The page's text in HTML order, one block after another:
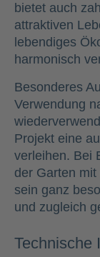
bietet auch
attraktiven
lebendiges
harmonisch
Besonderes
Verwendung
Projekt eine
verleihen. Bei
der Garten
sein ganz
und zugleich
Technische